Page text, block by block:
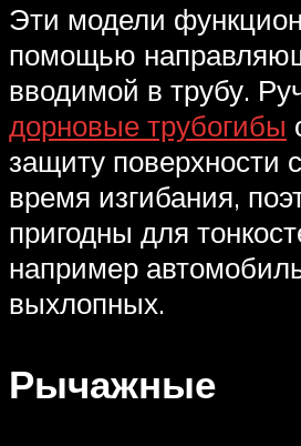
Эти модели
помощью
вводимой в трубу.
дорновые трубогибы
защиту поверхности
время изгибания,
пригодны для
например
выхлопных.
Рычажные